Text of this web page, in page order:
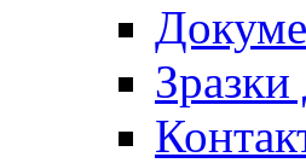
Зразки